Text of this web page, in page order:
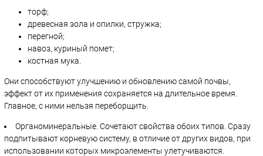
торф;
древесная зола и опилки, стружка;
перегной;
навоз, куриный помет;
костная мука.
Они способствуют улучшению и обновлению самой почвы,
эффект от их применения сохраняется на длительное время.
Главное, с ними нельзя переборщить.
Органоминеральные. Сочетают свойства обоих типов. Сразу
подпитывают корневую систему, в отличие от других видов, при
использовании которых микроэлементы улетучиваются.